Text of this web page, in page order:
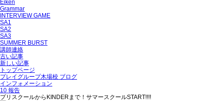
Eiken
Grammar
INTERVIEW GAME
SA1
SA2
SA3
SUMMER BURST
講師連絡
古い記事
新しい記事
トップページ
プレイグループ木場校 ブログ
インフォメーション
10 報告
プリスクールからKINDERまで！サマースクールSTART!!!!